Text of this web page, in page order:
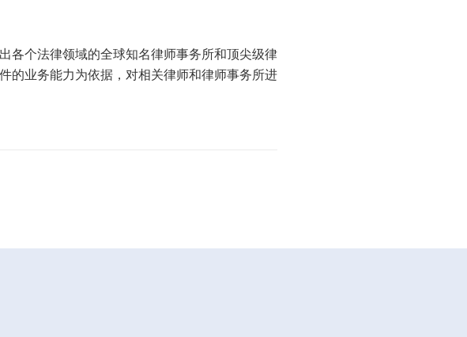
个法律领域的全球知名律师事务所和顶尖级律
的业务能力为依据，对相关律师和律师事务所进